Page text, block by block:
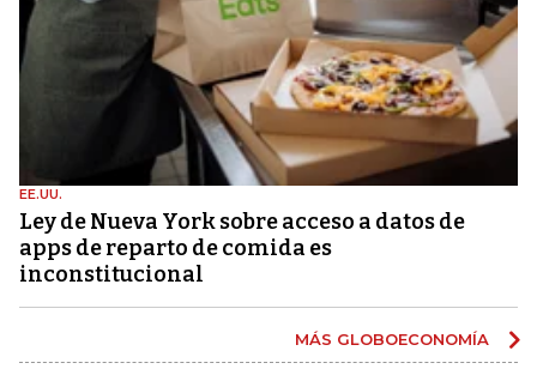
EE.UU.
Ley de Nueva York sobre acceso a datos de
apps de reparto de comida es
inconstitucional
MÁS GLOBOECONOMÍA